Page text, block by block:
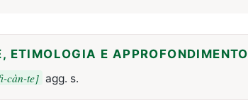
E APPROFONDIMENTO
càn-te] agg. s.